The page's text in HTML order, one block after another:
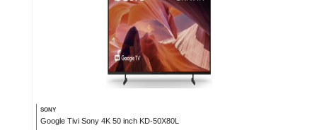
SONY
Google Tivi Sony 4K 50 inch KD-50X80L